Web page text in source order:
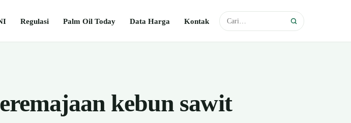
Regulasi Palm Oil Today Data Harga Kontak
kebun sawit